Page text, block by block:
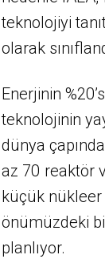
teknolojiyi
olarak
Enerjinin
teknolojinin
dünya
az 70 reaktör
küçük
önümüzdeki
planlıyor.